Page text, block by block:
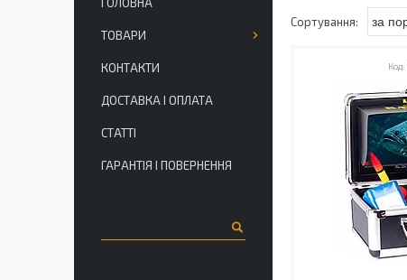
ТОВАРИ
КОНТАКТИ
ДОСТАВКА І ОПЛАТА
СТАТТІ
ГАРАНТІЯ І ПОВЕРНЕННЯ